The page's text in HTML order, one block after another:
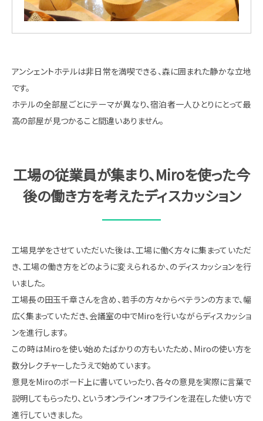
アンシェントホテルは非日常を満喫できる、森に囲まれた静かな立地
です。
ホテルの全部屋ごとにテーマが異なり、宿泊者一人ひとりにとって最
高の部屋が見つかること間違いありません。
工場の従業員が集まり、Miroを使った今
後の働き方を考えたディスカッション
工場見学をさせていただいた後は、工場に働く方々に集まっていただ
き、工場の働き方をどのように変えられるか、のディスカッションを行
いました。
工場長の田玉千章さんを含め、若手の方々からベテランの方まで、幅
広く集まっていただき、会議室の中でMiroを行いながらディスカッショ
ンを進行します。
この時はMiroを使い始めたばかりの方もいたため、Miroの使い方を
数分レクチャーしたうえで始めています。
意見をMiroのボード上に書いていったり、各々の意見を実際に言葉で
説明してもらったり、というオンライン・オフラインを混在した使い方で
進行していきました。